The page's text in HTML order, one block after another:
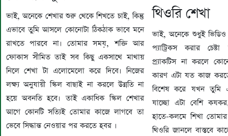
ভাই, অনেকে শেখার শুরু থেকে শিখতে চাই, কিন্তু
এভাবে তুমি আসলে কোনোটা ঠিকঠাক ভাবে মনে
রাখতে পারবে না। তোমার সময়, শক্তি আর
ফোকাস সীমিত তাই সব কিছু একসাথে মাথায়
নিলে শেখা টা এলোমেলো করে দিবে। নিজের
লক্ষ্য অনুযায়ী স্কিল বাছাই না করলে উন্নতি না
হয়ে অবনতি হবে। তাই একাধিক স্কিল শেখার
আগে কোনটি সত্যিই তোমার কাজে লাগবে তা
ভেবে সিদ্ধান্ত নেওয়ার পর করতে হবর ।
থিওরি শেখা
ভাই, অনেকে শুধুই
প্যাট্রিকস করার
প্র্যাকটিস না করলে
কারণ এটা যত কাজ
বিশেষ করে যখন তুমি
যাচ্ছো এটা বেশি
হাতে-কলমে শিখা
থিওরি জানলে বাস্তবে